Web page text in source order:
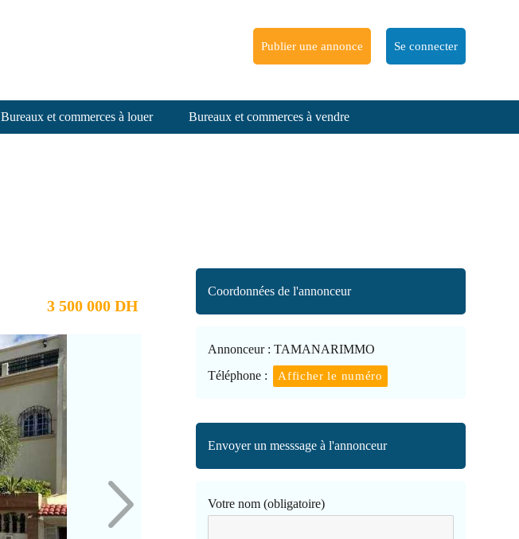
Publier une annonce Se connecter
Bureaux et commerces à louer Bureaux et commerces à vendre
3 500 000 DH
Coordonnées de l'annonceur
Annonceur : TAMANARIMMO
Téléphone :
Afficher le numéro
Envoyer un messsage à l'annonceur
Votre nom (obligatoire)